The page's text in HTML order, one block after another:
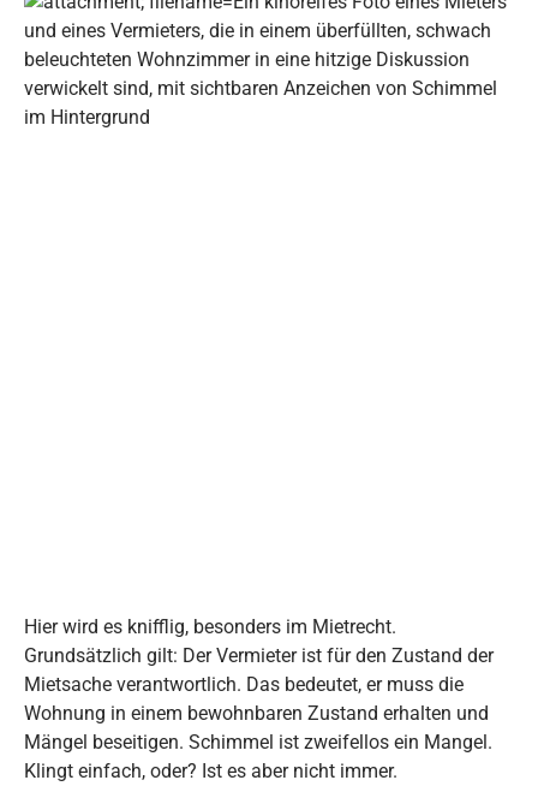
Hier wird es knifflig, besonders im Mietrecht.
Grundsätzlich gilt: Der Vermieter ist für den Zustand der
Mietsache verantwortlich. Das bedeutet, er muss die
Wohnung in einem bewohnbaren Zustand erhalten und
Mängel beseitigen. Schimmel ist zweifellos ein Mangel.
Klingt einfach, oder? Ist es aber nicht immer.